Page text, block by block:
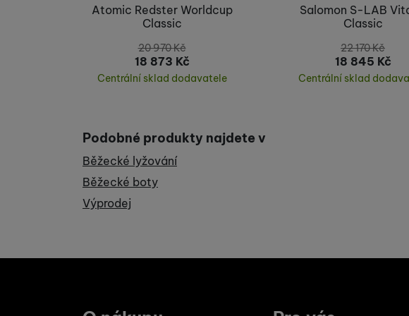
Atomic Redster Worldcup
Classic
20 970Kč
18 873 Kč
Centrální sklad dodavatele
Salomon S-LAB
Classic
22 170Kč
18 845 Kč
Centrální sklad
Podobné produkty najdete v
Běžecké lyžování
Běžecké boty
Výprodej